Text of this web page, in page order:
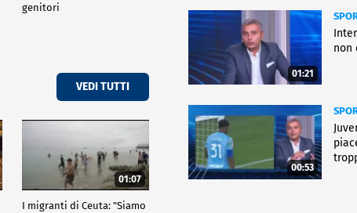
genitori
VEDI TUTTI
01:07
I migranti di Ceuta: "Siamo
01:21
non
00:53